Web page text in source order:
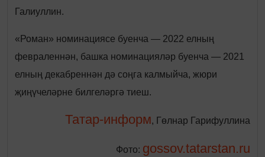
Галиуллин.
«Роман» номинациясе буенча — 2022 елның
февраленнән, башка номинацияләр буенча — 2021
елның декабреннән дә соңга калмыйча, жюри
җиңүчеләрне билгеләргә тиеш.
Татар-информ, Гөлнар Гарифуллина
Фото: gossov.tatarstan.ru